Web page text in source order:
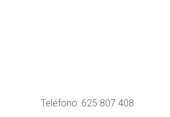
Teléfono: 625 807 408